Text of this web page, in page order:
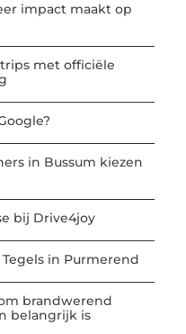
impact maakt op
met officiële
in Bussum kiezen
bij Drive4joy
in Purmerend
brandwerend
belangrijk is